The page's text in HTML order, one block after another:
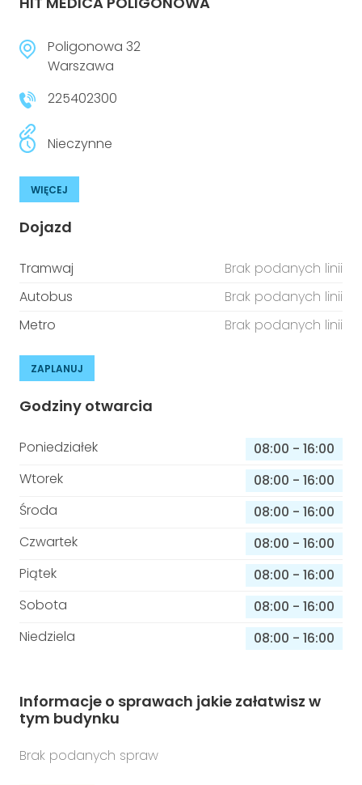
Poligonowa 32
Warszawa
225402300
Nieczynne
WIĘCEJ
Dojazd
Tramwaj
Brak podanych linii
Autobus
Brak podanych linii
Metro
Brak podanych linii
ZAPLANUJ
Godziny otwarcia
Poniedziałek 08:00 - 16:00
Wtorek
08:00 - 16:00
Środa
08:00 - 16:00
Czwartek
08:00 - 16:00
Piątek
08:00 - 16:00
Sobota
08:00 - 16:00
Niedziela
08:00 - 16:00
Informacje o sprawach jakie załatwisz w
tym budynku
Brak podanych spraw